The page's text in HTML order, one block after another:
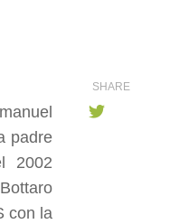
padre
2002
con la
SHARE